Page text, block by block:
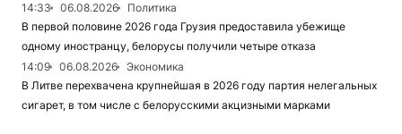
14:33
06.08.2026
Политика
В первой половине 2026 года Грузия предоставила убежище
одному иностранцу, белорусы получили четыре отказа
14:09
06.08.2026
Экономика
В Литве перехвачена крупнейшая в 2026 году партия нелегальных
сигарет, в том числе с белорусскими акцизными марками